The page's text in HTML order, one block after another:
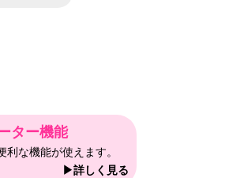
ター機能
な機能が使えます。
▶詳しく見る